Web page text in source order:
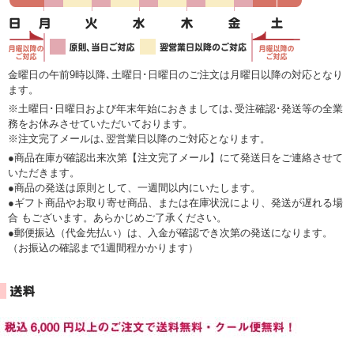
金曜日の午前9時以降､土曜日･日曜日のご注文は月曜日以降の対応となり
ます。
※土曜日･日曜日および年末年始におきましては､受注確認･発送等の全業
務をお休みさせていただいております。
※注文完了メールは､翌営業日以降のご対応となります。
●商品在庫が確認出来次第【注文完了メール】にて発送日をご連絡させて
いただきます。
●商品の発送は原則として、一週間以内にいたします。
●ギフト商品やお取り寄せ商品、または在庫状況により、発送が遅れる場
合 もございます。あらかじめご了承ください。
●郵便振込（代金先払い）は、入金が確認でき次第の発送になります。
（お振込の確認まで1週間程かかります）